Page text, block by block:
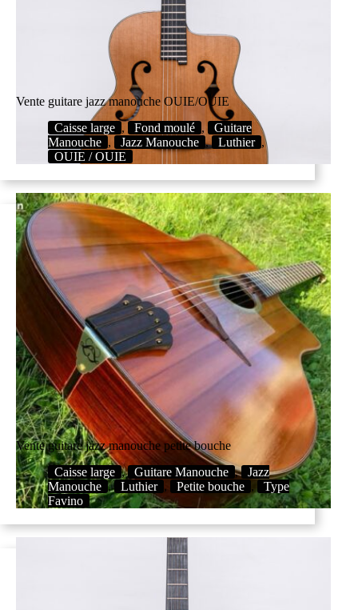
Vente guitare jazz manouche OUIE/OUIE
Caisse large , Fond moulé ,
Guitare
Manouche , Jazz Manouche , Luthier ,
OUIE / OUIE
Vente guitare jazz manouche petite bouche
Caisse large , Guitare Manouche , Jazz
Manouche , Luthier , Petite bouche ,
Type
Favino